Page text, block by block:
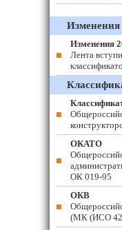
Изменения
Изменения
Лента
ОКАТО
ОК 019-95
ОКВ
(МК (ИСО